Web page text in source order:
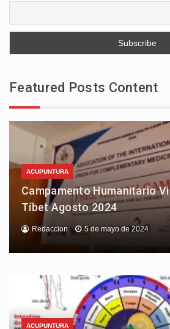
Featured Posts Content
ACUPUNTURA
Campamento Humanitario
Tíbet Agosto 2024
Redaccion 5 de mayo de 2024
ACUPUNTURA